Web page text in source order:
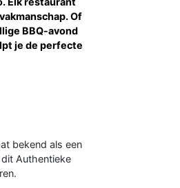
Of
BBQ-avond
je de perfecte
bekend als een
Authentieke